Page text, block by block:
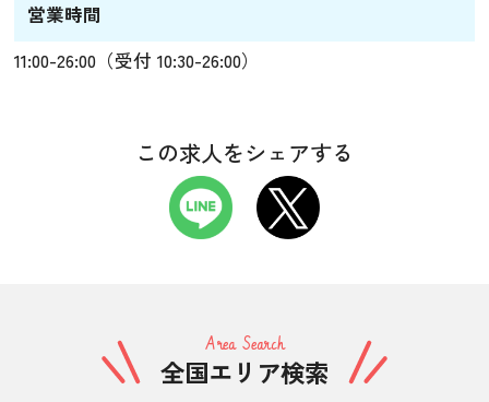
営業時間
11:00-26:00（受付 10:30-26:00）
この求人をシェアする
Area Search
全国エリア検索